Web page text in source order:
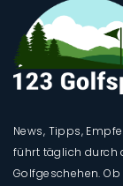
News, Tipps,
führt täglich durch
Golfgeschehen.